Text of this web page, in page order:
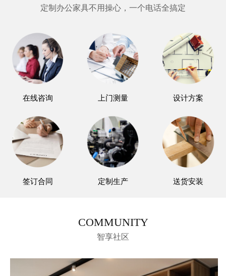
定制办公家具不用操心，一个电话全搞定
在线咨询 上门测量 设计方案
签订合同 定制生产 送货安装
COMMUNITY
智享社区